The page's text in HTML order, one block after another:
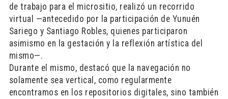
de trabajo para el micrositio, realizó un recorrido
virtual —antecedido por la participación de Yunuén
Sariego y Santiago Robles, quienes participaron
asimismo en la gestación y la reflexión artística del
mismo—.
Durante el mismo, destacó que la navegación no
solamente sea vertical, como regularmente
encontramos en los repositorios digitales, sino también